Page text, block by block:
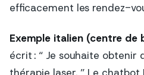
efficacement les rendez-
Exemple italien (centre de
écrit : “ Je souhaite obtenir
thérapie laser. ” Le chatbot